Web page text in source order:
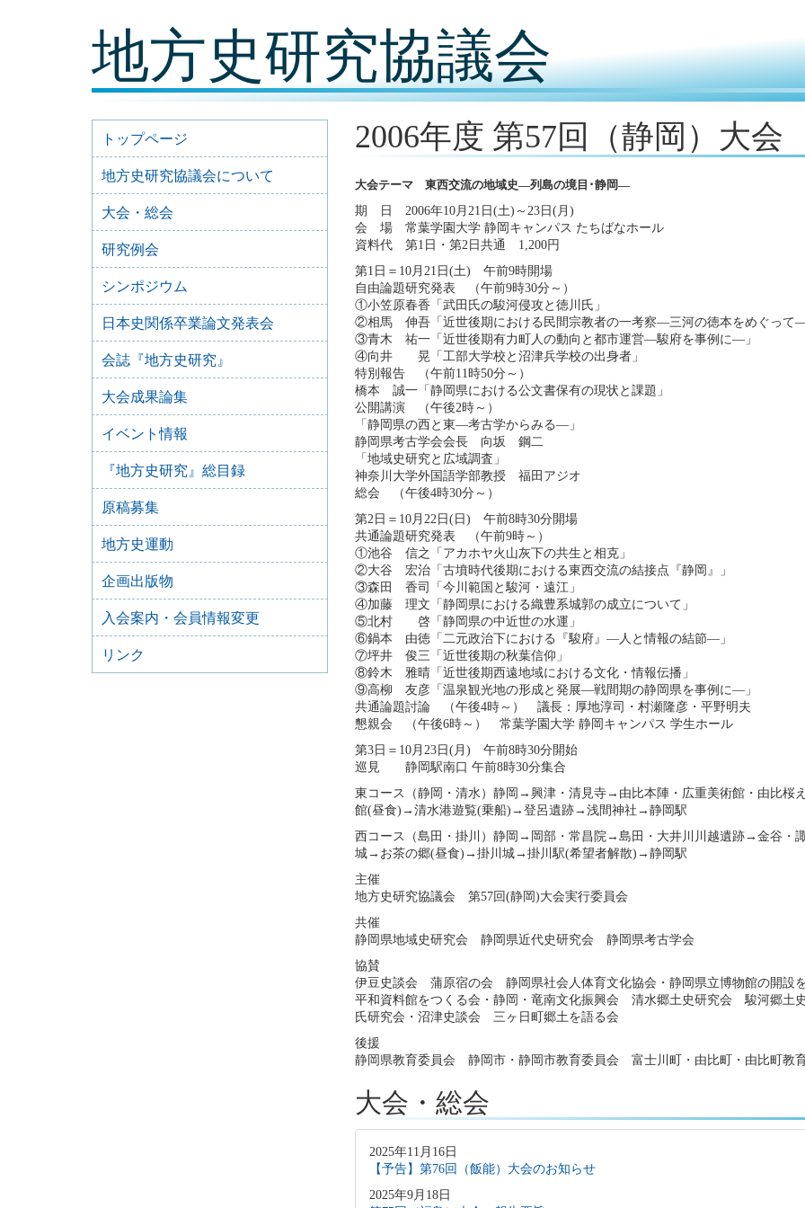
地方史研究協議会
2006年度 第57回（静岡）大会
大会テーマ 東西交流の地域史―列島の境目･静岡―
期 日 2006年10月21日(土)～23日(月)
会 場 常葉学園大学 静岡キャンパス たちばなホール
資料代 第1日・第2日共通 1,200円
第1日＝10月21日(土) 午前9時開場
自由論題研究発表 （午前9時30分～）
①小笠原春香「武田氏の駿河侵攻と徳川氏」
②相馬 伸吾「近世後期における民間宗教者の一考察―三河の徳本をめぐって
③青木 祐一「近世後期有力町人の動向と都市運営―駿府を事例に―」
④向井 晃「工部大学校と沼津兵学校の出身者」
特別報告 （午前11時50分～）
橋本 誠一「静岡県における公文書保有の現状と課題」
公開講演 （午後2時～）
「静岡県の西と東―考古学からみる―」
静岡県考古学会会長 向坂 鋼二
「地域史研究と広域調査」
神奈川大学外国語学部教授 福田アジオ
総会 （午後4時30分～）
第2日＝10月22日(日) 午前8時30分開場
共通論題研究発表 （午前9時～）
①池谷 信之「アカホヤ火山灰下の共生と相克」
②大谷 宏治「古墳時代後期における東西交流の結接点『静岡』」
③森田 香司「今川範国と駿河・遠江」
④加藤 理文「静岡県における織豊系城郭の成立について」
⑤北村 啓「静岡県の中近世の水運」
⑥鍋本 由徳「二元政治下における『駿府』―人と情報の結節―」
⑦坪井 俊三「近世後期の秋葉信仰」
⑧鈴木 雅晴「近世後期西遠地域における文化・情報伝播」
⑨高柳 友彦「温泉観光地の形成と発展―戦間期の静岡県を事例に―」
共通論題討論 （午後4時～） 議長：厚地淳司・村瀬隆彦・平野明夫
懇親会 （午後6時～） 常葉学園大学 静岡キャンパス 学生ホール
第3日＝10月23日(月) 午前8時30分開始
巡見 静岡駅南口 午前8時30分集合
東コース（静岡・清水）静岡→興津・清見寺→由比本陣・広重美術館・由比桜
館(昼食)→清水港遊覧(乗船)→登呂遺跡→浅間神社→静岡駅
西コース（島田・掛川）静岡→岡部・常昌院→島田・大井川川越遺跡→金谷・
城→お茶の郷(昼食)→掛川城→掛川駅(希望者解散)→静岡駅
主催
地方史研究協議会 第57回(静岡)大会実行委員会
共催
静岡県地域史研究会 静岡県近代史研究会 静岡県考古学会
協賛
伊豆史談会 蒲原宿の会 静岡県社会人体育文化協会・静岡県立博物館の開
平和資料館をつくる会・静岡・竜南文化振興会 清水郷土史研究会 駿河郷
氏研究会・沼津史談会 三ヶ日町郷土を語る会
後援
静岡県教育委員会 静岡市・静岡市教育委員会 富士川町・由比町・由比町
大会・総会
2025年11月16日
【予告】第76回（飯能）大会のお知らせ
2025年9月18日
トップページ
地方史研究協議会について
大会・総会
研究例会
シンポジウム
日本史関係卒業論文発表会
会誌『地方史研究』
大会成果論集
イベント情報
『地方史研究』総目録
原稿募集
地方史運動
企画出版物
入会案内・会員情報変更
リンク